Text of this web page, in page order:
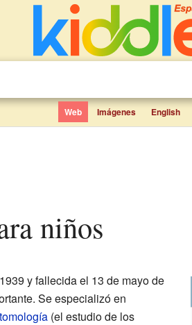
Web Imágenes English
niños
y fallecida el 13 de mayo de
Se especializó en
(el estudio de los